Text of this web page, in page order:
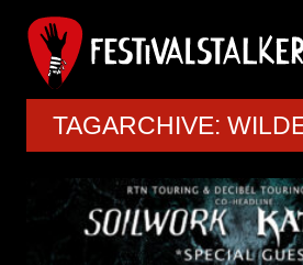
TAGARCHIVE: